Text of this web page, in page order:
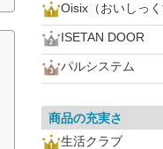
Oisix（おいしっく
ISETAN DOOR
パルシステム
商品の充実さ
生活クラブ